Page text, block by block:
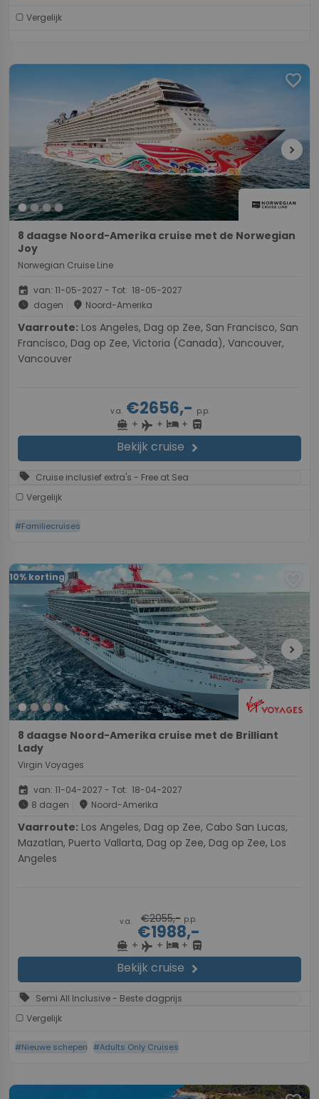
Vergelijk
favorite
chevron_right
8 daagse Noord-Amerika cruise met de Norwegian
Joy
Norwegian Cruise Line
event van: 11-05-2027 - Tot: 18-05-2027
schedule dagen place Noord-Amerika
Vaarroute:
Francisco, Dag op Zee, Victoria (Canada), Vancouver,
Vancouver
v.a.€2656,- p.p.
directions_boat + flight + hotel+ directions_bus
Bekijk cruise chevron_right
sell Cruise inclusief extra's - Free at Sea
Vergelijk
#Familiecruises
10% korting
chevron_right
8 daagse Noord-Amerika cruise met de Brilliant
Lady
Virgin Voyages
event van: 11-04-2027 - Tot: 18-04-2027
schedule 8 dagen place Noord-Amerika
Vaarroute:
Mazatlan, Puerto Vallarta, Dag op Zee, Dag op Zee, Los
Angeles
v.a. €2055,- p.p.
€1988,-
directions_boat + flight + hotel+ directions_bus
Bekijk cruise chevron_right
sell Semi All Inclusive - Beste dagprijs
Vergelijk
#Nieuwe schepen #Adults Only Cruises